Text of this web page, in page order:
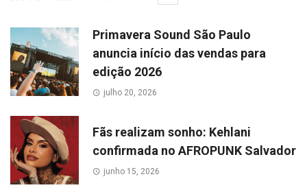
Primavera Sound São Paulo
anuncia início das vendas para
edição 2026
julho 20, 2026
Fãs realizam sonho: Kehlani
confirmada no AFROPUNK Salvador
junho 15, 2026